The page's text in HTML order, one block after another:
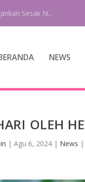
NEWS
OLEH
| Agu 6, 2024| News |